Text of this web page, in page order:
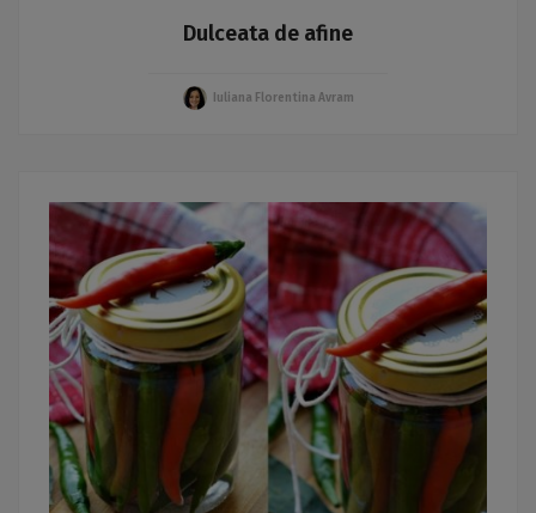
Dulceata de afine
Iuliana Florentina Avram